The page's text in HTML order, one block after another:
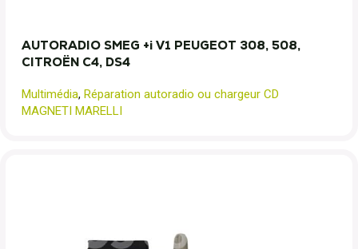
AUTORADIO SMEG +i V1 PEUGEOT 308, 508,
CITROËN C4, DS4
Multimédia, Réparation autoradio ou chargeur CD
MAGNETI MARELLI